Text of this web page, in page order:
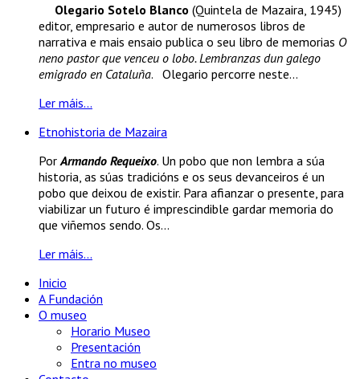
Olegario Sotelo Blanco (Quintela de Mazaira, 1945)
editor, empresario e autor de numerosos libros de
narrativa e mais ensaio publica o seu libro de memorias O
neno pastor que venceu o lobo. Lembranzas dun galego
emigrado en Cataluña. Olegario percorre neste...
Ler máis...
Etnohistoria de Mazaira
Por Armando Requeixo. Un pobo que non lembra a súa
historia, as súas tradicións e os seus devanceiros é un
pobo que deixou de existir. Para afianzar o presente, para
viabilizar un futuro é imprescindible gardar memoria do
que viñemos sendo. Os...
Ler máis...
Inicio
A Fundación
O museo
Horario Museo
Presentación
Entra no museo